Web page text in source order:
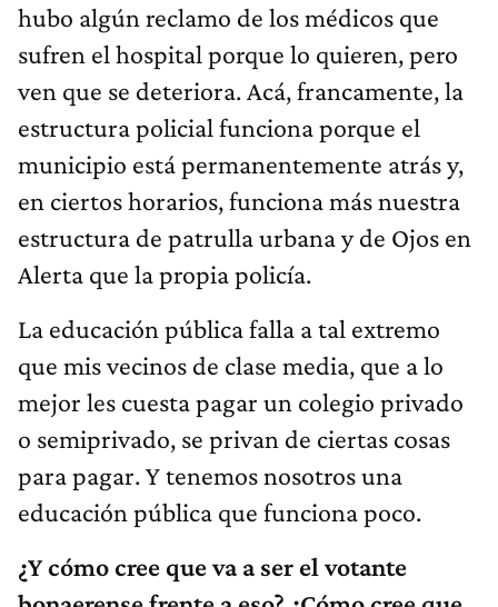
hubo algún reclamo de los médicos que
sufren el hospital porque lo quieren, pero
ven que se deteriora. Acá, francamente, la
estructura policial funciona porque el
municipio está permanentemente atrás y,
en ciertos horarios, funciona más nuestra
estructura de patrulla urbana y de Ojos en
Alerta que la propia policía.
La educación pública falla a tal extremo
que mis vecinos de clase media, que a lo
mejor les cuesta pagar un colegio privado
o semiprivado, se privan de ciertas cosas
para pagar. Y tenemos nosotros una
educación pública que funciona poco.
¿Y cómo cree que va a ser el votante